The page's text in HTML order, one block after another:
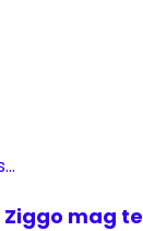
Ziggo mag